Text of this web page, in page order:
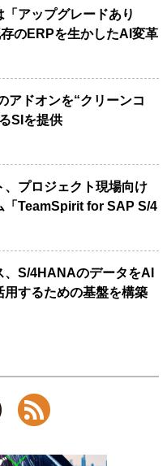
アップグレードあり
のERPを生かしたAI変革
アドオンを“クリーンコ
SIを提供
、プロジェクト現場向け
「TeamSpirit for SAP S/4
、S/4HANAのデータをAI
用するための基盤を構築